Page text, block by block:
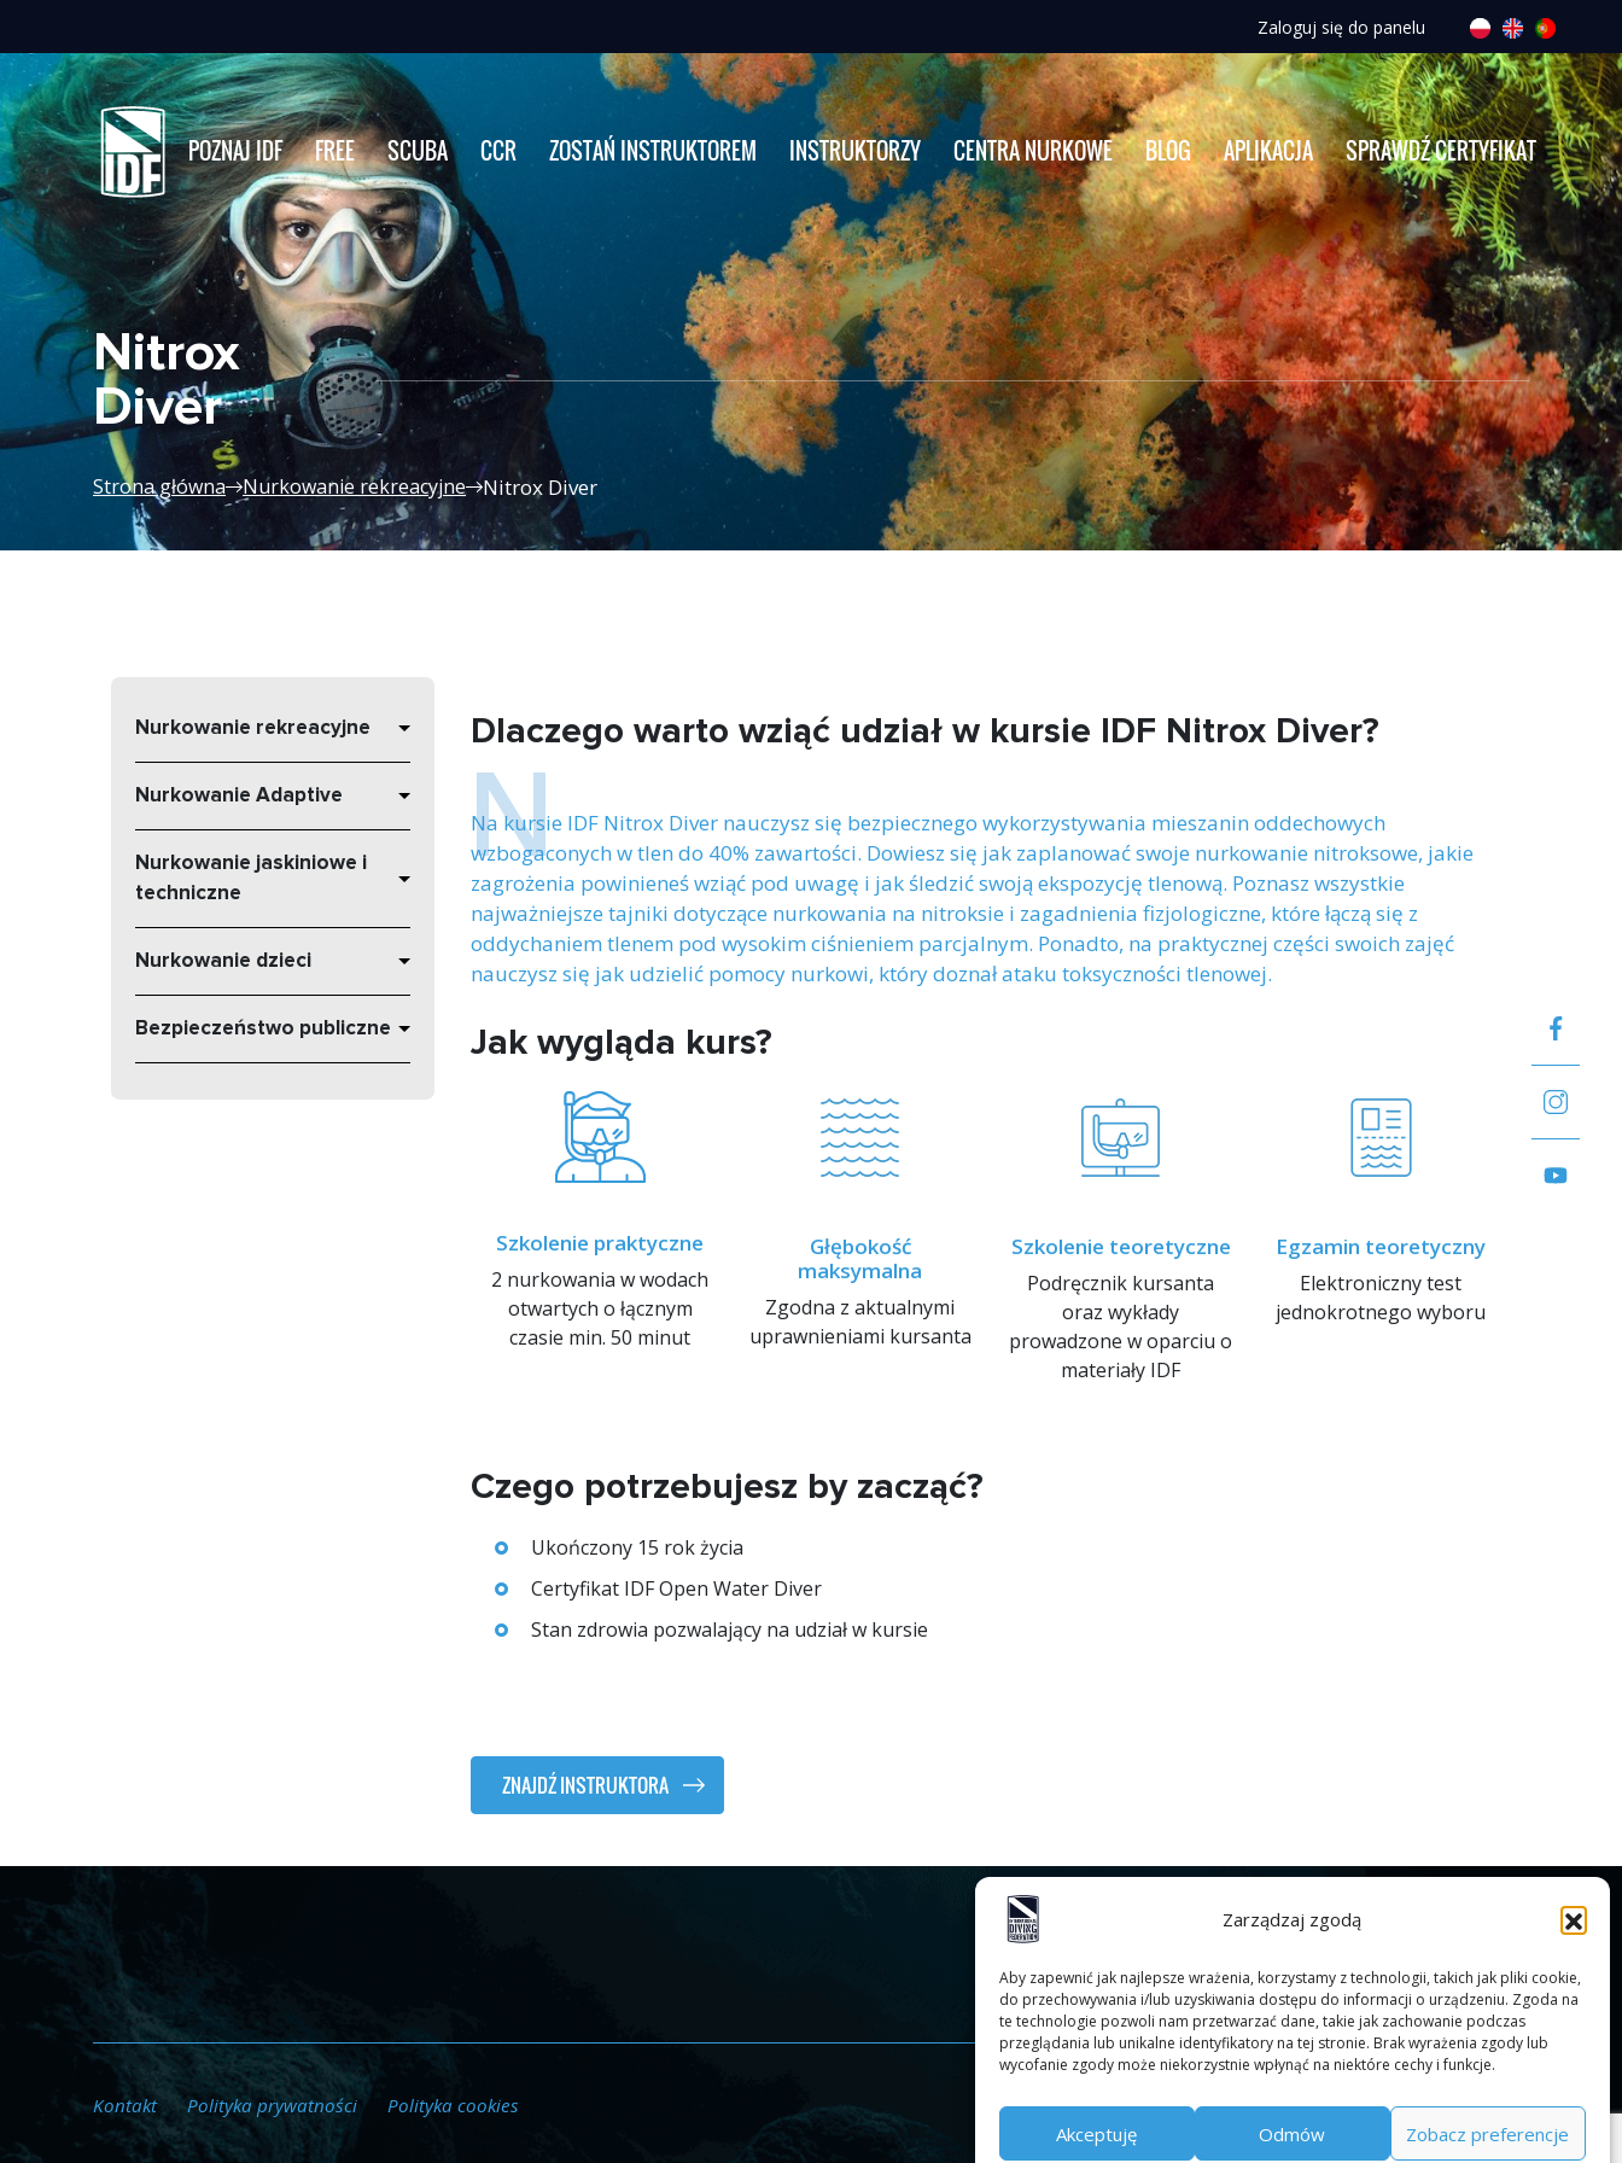
Zarządzaj zgodą
Aby zapewnić jak najlepsze wrażenia, korzystamy z technologii, takich jak pliki cookie,
do przechowywania i/lub uzyskiwania dostępu do informacji o urządzeniu. Zgoda na
te technologie pozwoli nam przetwarzać dane, takie jak zachowanie podczas
przeglądania lub unikalne identyfikatory na tej stronie. Brak wyrażenia zgody lub
wycofanie zgody może niekorzystnie wpłynąć na niektóre cechy i funkcje.
Akceptuję Odmów Zobacz preferencje
Zaloguj się do panelu
POZNAJ IDF FREE SCUBA CCR ZOSTAŃ INSTRUKTOREM INSTRUKTORZY CENTRA NURKOWE BLOG APLIKACJA SPRAWDŹ CERTYFIKAT
Nitrox
Diver
Strona główna Nurkowanie rekreacyjne Nitrox Diver
Nurkowanie rekreacyjne
Nurkowanie Adaptive
Nurkowanie jaskiniowe i
techniczne
Nurkowanie dzieci
Bezpieczeństwo publiczne
Dlaczego warto wziąć udział w kursie IDF Nitrox Diver?
N
Na kursie IDF Nitrox Diver nauczysz się bezpiecznego wykorzystywania mieszanin oddechowych
wzbogaconych w tlen do 40% zawartości. Dowiesz się jak zaplanować swoje nurkowanie nitroksowe, jakie
zagrożenia powinieneś wziąć pod uwagę i jak śledzić swoją ekspozycję tlenową. Poznasz wszystkie
najważniejsze tajniki dotyczące nurkowania na nitroksie i zagadnienia fizjologiczne, które łączą się z
oddychaniem tlenem pod wysokim ciśnieniem parcjalnym. Ponadto, na praktycznej części swoich zajęć
nauczysz się jak udzielić pomocy nurkowi, który doznał ataku toksyczności tlenowej.
Jak wygląda kurs?
Szkolenie praktyczne
2 nurkowania w wodach
otwartych o łącznym
czasie min. 50 minut
Głębokość
maksymalna
Zgodna z aktualnymi
uprawnieniami kursanta
Szkolenie teoretyczne
Podręcznik kursanta
oraz wykłady
prowadzone w oparciu o
materiały IDF
Egzamin teoretyczny
Elektroniczny test
jednokrotnego wyboru
Czego potrzebujesz by zacząć?
Ukończony 15 rok życia
Certyfikat IDF Open Water Diver
Stan zdrowia pozwalający na udział w kursie
ZNAJDŹ INSTRUKTORA
Kontakt Polityka prywatności Polityka cookies
Realizacja graficzna:
BraveNew.agency